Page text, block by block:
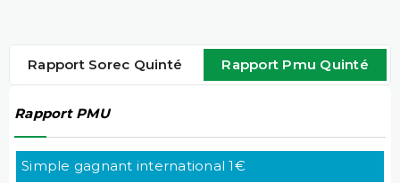
Rapport Sorec Quinté Rapport Pmu Quinté
Rapport PMU
Simple gagnant international 1€